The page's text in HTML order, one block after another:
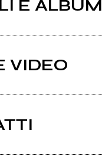
E ALBUM
VIDEO